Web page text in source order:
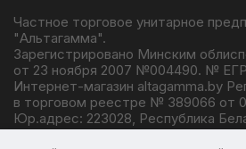
Частное торговое унитарное
"Альтагамма".
Зарегистрировано Минским
от 23 ноября 2007 №004490. №
Интернет-магазин altagamma.by
в торговом реестре № 389066 от
Юр.адрес: 223028, Республика
район, г.п. Ждановичи, ул.